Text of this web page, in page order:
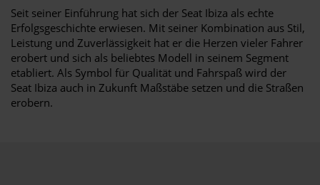
Seit seiner Einführung hat sich der Seat Ibiza als echte
Erfolgsgeschichte erwiesen. Mit seiner Kombination aus Stil,
Leistung und Zuverlässigkeit hat er die Herzen vieler Fahrer
erobert und sich als beliebtes Modell in seinem Segment
etabliert. Als Symbol für Qualität und Fahrspaß wird der
Seat Ibiza auch in Zukunft Maßstäbe setzen und die Straßen
erobern.